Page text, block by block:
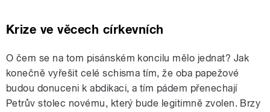
Krize ve věcech církevních
O čem se na tom pisánském koncilu mělo jednat? Jak
konečně vyřešit celé schisma tím, že oba papežové
budou donuceni k abdikaci, a tím pádem přenechají
Petrův stolec novému, který bude legitimně zvolen. Brzy